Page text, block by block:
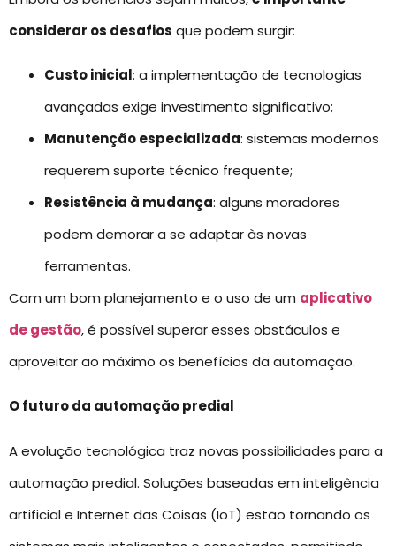
considerar os desafios que podem surgir:
Custo inicial: a implementação de tecnologias
avançadas exige investimento significativo;
Manutenção especializada: sistemas modernos
requerem suporte técnico frequente;
Resistência à mudança: alguns moradores
podem demorar a se adaptar às novas
ferramentas.
Com um bom planejamento e o uso de um aplicativo
de gestão, é possível superar esses obstáculos e
aproveitar ao máximo os benefícios da automação.
O futuro da automação predial
A evolução tecnológica traz novas possibilidades para a
automação predial. Soluções baseadas em inteligência
artificial e Internet das Coisas (IoT) estão tornando os